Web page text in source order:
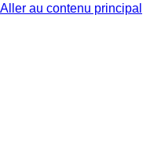
Aller au contenu principal